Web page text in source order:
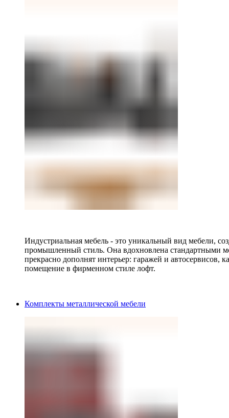
Индустриальная мебель - это уникальный вид мебели,
промышленный стиль. Она вдохновлена стандартными
прекрасно дополнят интерьер: гаражей и автосервисов,
помещение в фирменном стиле лофт.
Комплекты металлической мебели